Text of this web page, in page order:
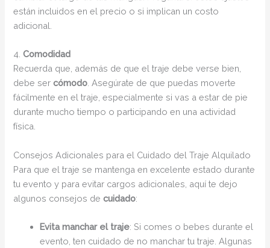
están incluidos en el precio o si implican un costo
adicional.
4.Comodidad
Recuerda que, además de que el traje debe verse bien,
debe sercómodo . Asegúrate de que puedas moverte
fácilmente en el traje, especialmente si vas a estar de pie
durante mucho tiempo o participando en una actividad
física.
Consejos Adicionales para el Cuidado del Traje Alquilado
Para que el traje se mantenga en excelente estado durante
tu evento y para evitar cargos adicionales, aquí te dejo
algunos consejos decuidado:
Evita manchar el traje: Si comes o bebes durante el
evento, ten cuidado de no manchar tu traje. Algunas